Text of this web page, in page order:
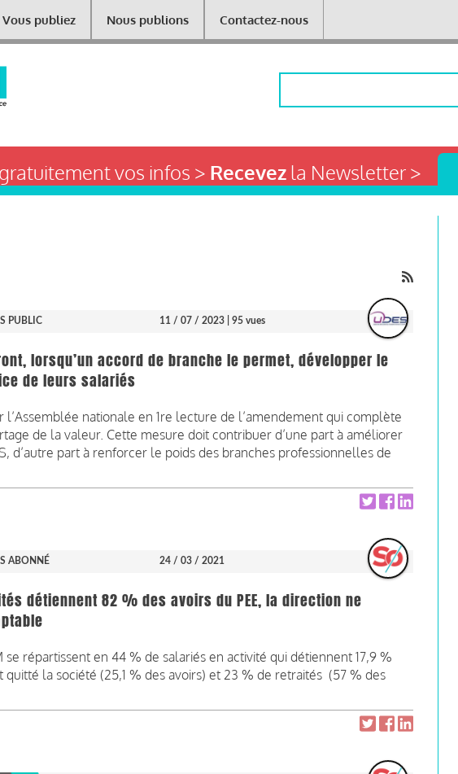
Vous publiez Nous publions Contactez-nous
gratuitement vos infos > Recevezla Newsletter >
PUBLIC 11 / 07 / 2023 | 95 vues
lorsqu’un accord de branche le permet, développer le
de leurs salariés
l’Assemblée nationale en 1re lecture de l’amendement qui complète
de la valeur. Cette mesure doit contribuer d’une part à améliorer
d’autre part à renforcer le poids des branches professionnelles de
ABONNÉ 24 / 03 / 2021
détiennent 82 % des avoirs du PEE, la direction ne
se répartissent en 44 % de salariés en activité qui détiennent 17,9 %
quitté la société (25,1 % des avoirs) et 23 % de retraités (57 % des